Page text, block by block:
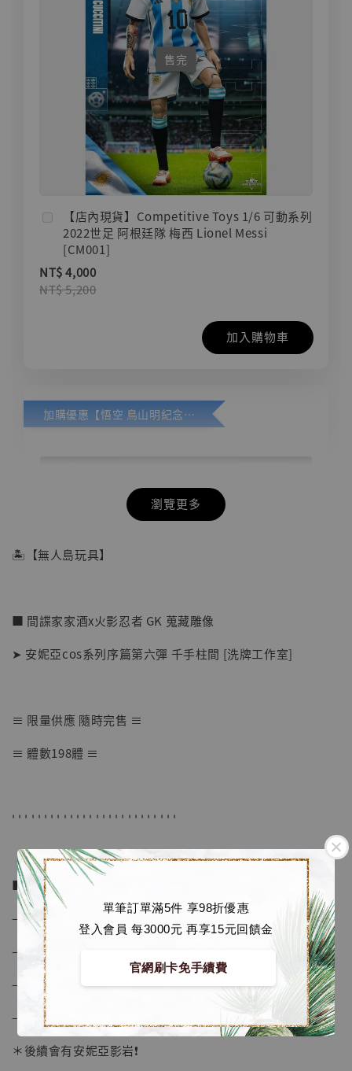
單筆訂單滿5件 享98折優惠
登入會員 每3000元 再享15元回饋金
官網刷卡免手續費
售完
【店內現貨】Competitive Toys 1/6 可動系列
2022世足 阿根廷隊 梅西 Lionel Messi
[CM001]
NT$ 4,000
NT$ 5,200
加入購物車
加購優惠【悟空 鳥山明紀念款 [奇蹟工作室]】
【店內現貨】七龍珠 系列蒐藏雕像 悟空 鳥山
加入購物車
加購優惠【海賊王 布魯克達摩 [7STARS Studio]】
瀏覽更多
🏝【無人島玩具】
■ 間諜家家酒x火影忍者 GK 蒐藏雕像
➤ 安妮亞cos系列序篇第六彈 千手柱間 [洗牌工作室]
≡ 限量供應 隨時完售 ≡
≡ 體數198體 ≡
' ' ' ' ' ' ' ' ' ' ' ' ' ' ' ' ' ' ' ' ' ' ' ' ' '
■ 商品資訊：
– 比例 1/6
– 安妮亞高度約 21 cm
– 材質為 進口樹脂, 進口PU
– 附產品典藏卡
＊後續會有安妮亞影岩❗️